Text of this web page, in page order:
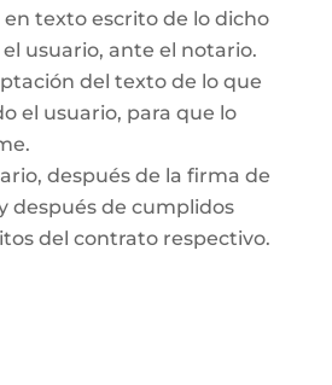
texto escrito de lo dicho
usuario, ante el notario.
del texto de lo que
el usuario, para que lo
después de la firma de
después de cumplidos
del contrato respectivo.